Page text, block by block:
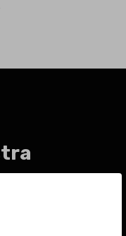
subastas y mucho más.